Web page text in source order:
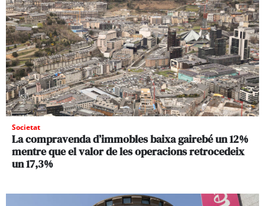
Societat
La compravenda d’immobles baixa gairebé un 12%
mentre que el valor de les operacions retrocedeix
un 17,3%